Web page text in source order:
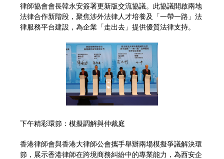
律師協會會長韓永安簽署更新版交流協議。此協議開啟兩地
法律合作新階段，聚焦涉外法律人才培養及「一帶一路」法
律服務平台建設，為企業「走出去」提供優質法律支持。
下午精彩環節：模擬調解與仲裁庭
香港律師會與香港大律師公會攜手舉辦兩場模擬爭議解決環
節，展示香港律師在跨境商務糾紛中的專業能力，為西安企